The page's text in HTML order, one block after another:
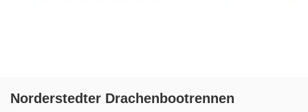
Norderstedter Drachenbootrennen